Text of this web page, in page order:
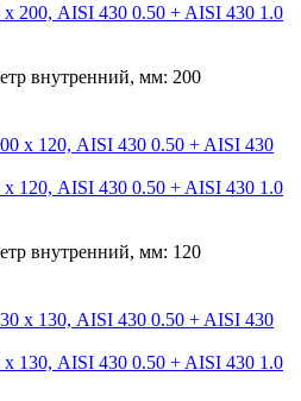
200, AISI 430 0.50 + AISI 430 1.0
внутренний, мм: 200
120, AISI 430 0.50 + AISI 430 1.0
внутренний, мм: 120
130, AISI 430 0.50 + AISI 430 1.0